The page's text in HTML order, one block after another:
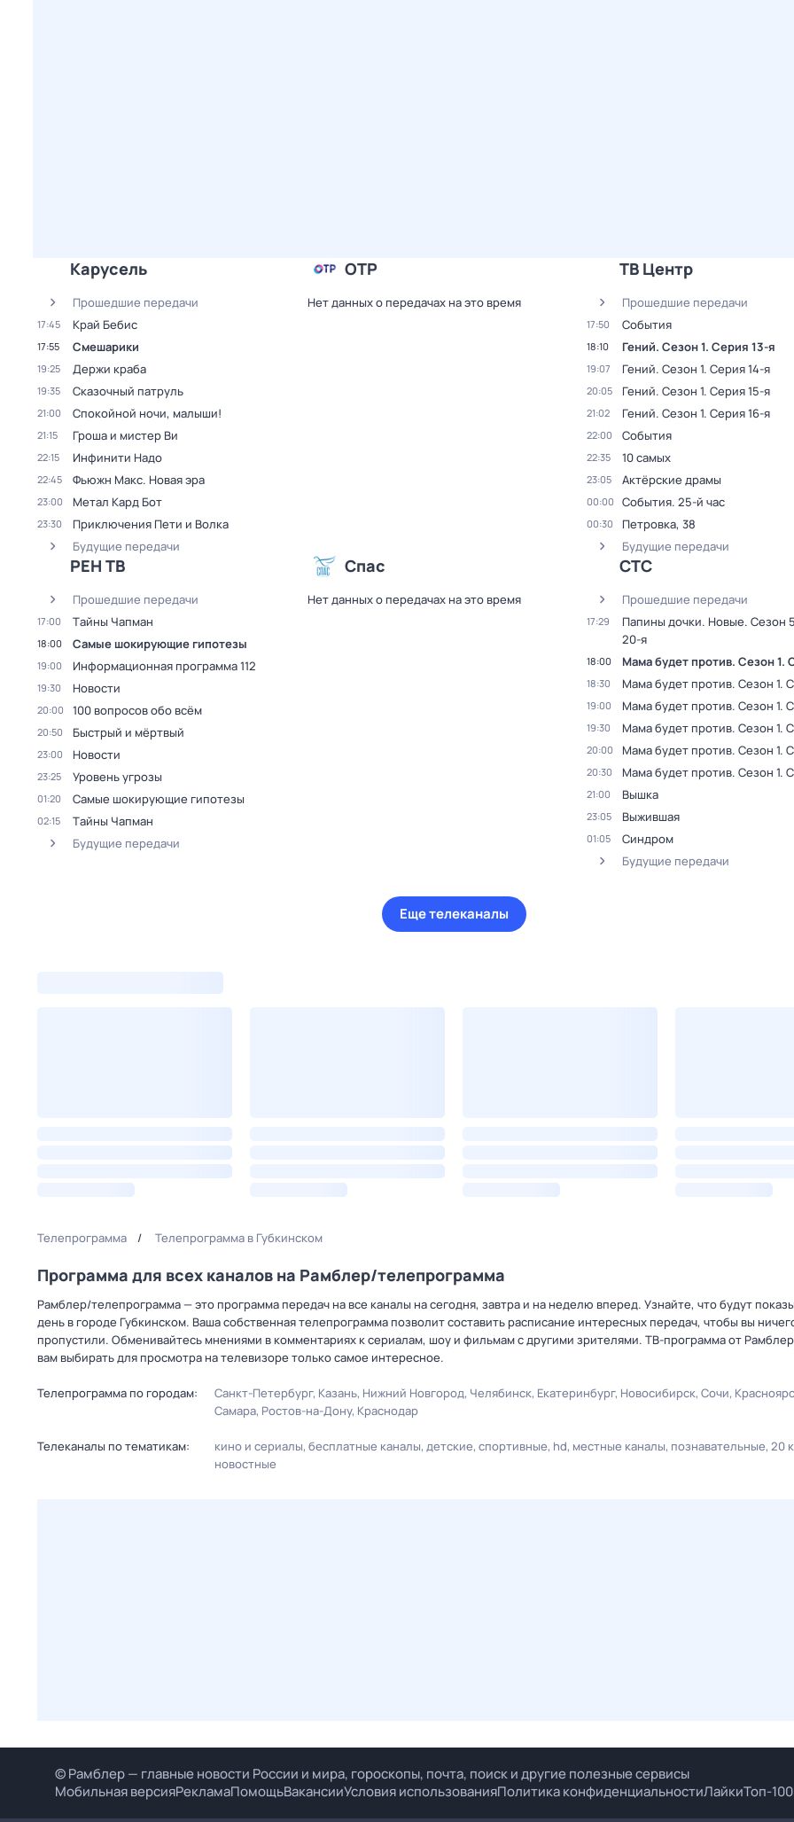
Карусель
Прошедшие передачи
17:45 Край Бебис
17:55 Смешарики
19:25 Держи краба
19:35 Сказочный патруль
21:00 Спокойной ночи, малыши!
21:15 Гроша и мистер Ви
22:15 Инфинити Надо
22:45 Фьюжн Макс. Новая эра
23:00 Метал Кард Бот
23:30
Приключения Пети и Волка
Будущие передачи
ОТР
Нет данных о передачах на это время
ТВ Центр
Прошедшие передачи
17:50 События
18:10 Гений. Сезон 1. Серия 13-я
19:07 Гений. Сезон 1. Серия 14-я
20:05 Гений. Сезон 1. Серия 15-я
21:02 Гений. Сезон 1. Серия 16-я
22:00 События
22:35 10 самых
23:05 Актёрские драмы
00:00 События. 25-й час
00:30
Петровка, 38
Будущие передачи
РЕН ТВ
Прошедшие передачи
17:00 Тaйны Чапман
18:00 Самые шoкиpующие гипотезы
19:00 Информационная программа 112
19:30 Новости
20:00 100 вопросов обо всём
20:50 Быстрый и мёртвый
23:00 Новости
23:25 Уровень угрозы
01:20 Самые шoкиpующие гипотезы
02:15
Тaйны Чапман
Будущие передачи
Спас
Нет данных о передачах на это время
СТС
Прошедшие передачи
17:29 Папины дочки. Новые. Сезон 5
20-я
18:00 Мама будет против. Сезон 1.
18:30 Мама будет против. Сезон 1.
19:00 Мама будет против. Сезон 1.
19:30 Мама будет против. Сезон 1.
20:00 Мама будет против. Сезон 1.
20:30 Мама будет против. Сезон 1.
21:00 Вышка
23:05 Выжившая
01:05
Синдром
Будущие передачи
Еще телеканалы
Телепрограмма Телепрограмма в Губкинском
Программа для всех каналов на Рамблер/телепрограмма
Рамблер/телепрограмма — это программа передач на все каналы на сегодня, завтра и на неделю вперед. Узнайте, что будут
день в городе Губкинском. Ваша собственная телепрограмма позволит составить расписание интересных передач, чтобы вы
пропустили. Обменивайтесь мнениями в комментариях к сериалам, шоу и фильмам с другими зрителями. ТВ-программа от
вам выбирать для просмотра на телевизоре только самое интересное.
Телепрограмма по городам: Санкт-Петербург Казань Нижний Новгород Челябинск Екатеринбург Новосибирск Сочи
Самара Ростов-на-Дону Краснодар
Телеканалы по тематикам: кино и сериалы бесплатные каналы детские спортивные hd местные каналы познавательные 20
новостные
© Рамблер — главные новости России и мира, гороскопы, почта, поиск и другие полезные сервисы
Мобильная версияРекламаПомощьВакансииУсловия использованияПолитика конфиденциальностиЛайкиТоп-100